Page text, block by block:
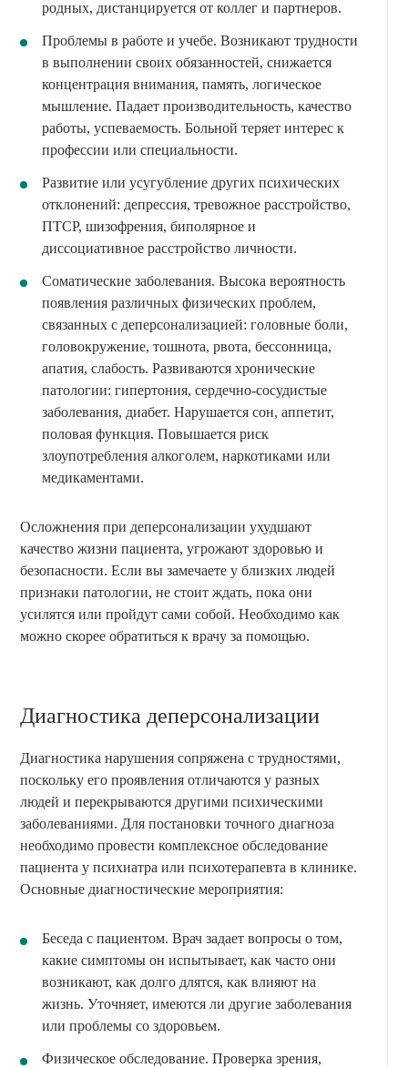
родных, дистанцируется от коллег и партнеров.
Проблемы в работе и учебе. Возникают трудности
в выполнении своих обязанностей, снижается
концентрация внимания, память, логическое
мышление. Падает производительность, качество
работы, успеваемость. Больной теряет интерес к
профессии или специальности.
Развитие или усугубление других психических
отклонений: депрессия, тревожное расстройство,
ПТСР, шизофрения, биполярное и
диссоциативное расстройство личности.
Соматические заболевания. Высока вероятность
появления различных физических проблем,
связанных с деперсонализацией: головные боли,
головокружение, тошнота, рвота, бессонница,
апатия, слабость. Развиваются хронические
патологии: гипертония, сердечно-сосудистые
заболевания, диабет. Нарушается сон, аппетит,
половая функция. Повышается риск
злоупотребления алкоголем, наркотиками или
медикаментами.
Осложнения при деперсонализации ухудшают
качество жизни пациента, угрожают здоровью и
безопасности. Если вы замечаете у близких людей
признаки патологии, не стоит ждать, пока они
усилятся или пройдут сами собой. Необходимо как
можно скорее обратиться к врачу за помощью.
Диагностика деперсонализации
Диагностика нарушения сопряжена с трудностями,
поскольку его проявления отличаются у разных
людей и перекрываются другими психическими
заболеваниями. Для постановки точного диагноза
необходимо провести комплексное обследование
пациента у психиатра или психотерапевта в клинике.
Основные диагностические мероприятия:
Беседа с пациентом. Врач задает вопросы о том,
какие симптомы он испытывает, как часто они
возникают, как долго длятся, как влияют на
жизнь. Уточняет, имеются ли другие заболевания
или проблемы со здоровьем.
Физическое обследование. Проверка зрения,